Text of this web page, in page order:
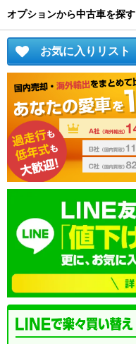
オプションから中古車を探す
お気に入りリスト